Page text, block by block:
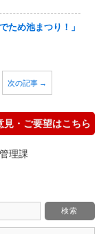
ため池まつり！」
次の記事 →
見・ご要望はこちら
理課